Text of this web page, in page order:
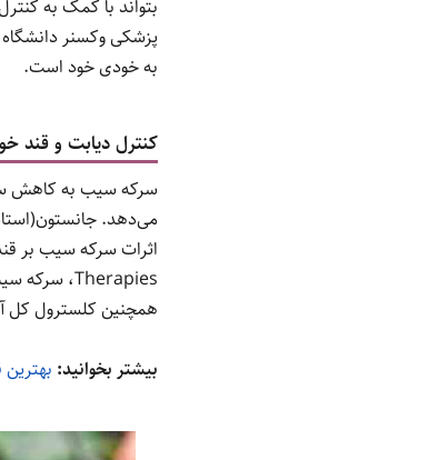
بتواند با کمک به
پزشکی وکسنر
به خودی خود است.
کنترل دیابت و قند
سرکه سیب به کاهش
می‌دهد.
همچنین کلسترول کل
بیشتر بخوانید: